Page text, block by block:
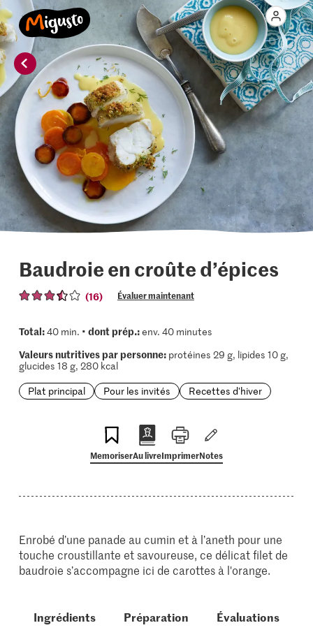
Baudroie en croûte d’épices
(16) Évaluer maintenant
Total:40 min. • dont prép.:env. 40 minutes
Valeurs nutritives par personne:protéines 29 g, lipides 10 g,
glucides 18 g, 280 kcal
Plat principal
Pour les invités Recettes d'hiver
MemoriserAu livreImprimerNotes
Enrobé d’une panade au cumin et à l’aneth pour une
touche croustillante et savoureuse, ce délicat filet de
baudroie s’accompagne ici de carottes à l'orange.
Ingrédients Préparation Évaluations